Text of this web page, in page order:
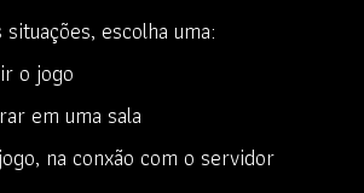
escolha uma:
o jogo
em uma sala
na conxão com o servidor